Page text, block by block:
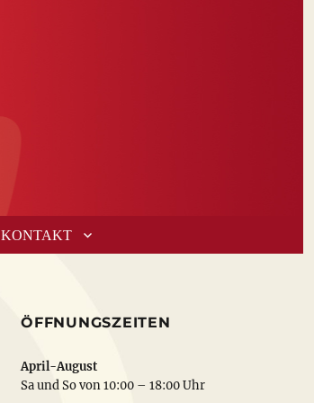
KONTAKT
ÖFFNUNGSZEITEN
April-August
Sa und So von 10:00 – 18:00 Uhr